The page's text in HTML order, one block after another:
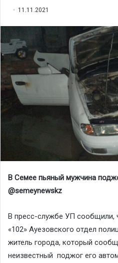
11.11.2021
В Семее пьяный мужчина
@semeynewskz
В пресс-службе УП сообщили,
«102» Ауезовского отдел
житель города, который
неизвестный поджог его